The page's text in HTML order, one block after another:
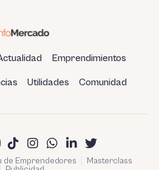
Emprendimientos
Utilidades Comunidad
de Emprendedores
Masterclass